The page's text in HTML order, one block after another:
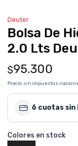
Deuter
Bolsa De
2.0 Lts
$95.300
Precio sin impuestos
6 cuotas
Colores en stock